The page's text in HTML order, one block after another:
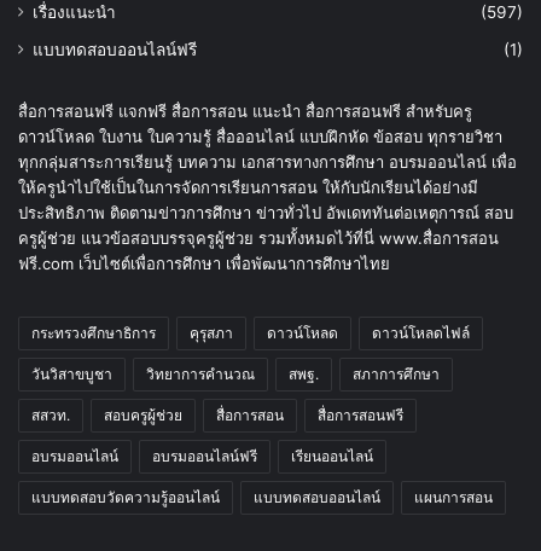
เรื่องแนะนำ
(597)
แบบทดสอบออนไลน์ฟรี
(1)
สื่อการสอนฟรี แจกฟรี สื่อการสอน แนะนำ สื่อการสอนฟรี สำหรับครู
ดาวน์โหลด ใบงาน ใบความรู้ สื่อออนไลน์ แบบฝึกหัด ข้อสอบ ทุกรายวิชา
ทุกกลุ่มสาระการเรียนรู้ บทความ เอกสารทางการศึกษา อบรมออนไลน์ เพื่อ
ให้ครูนำไปใช้เป็นในการจัดการเรียนการสอน ให้กับนักเรียนได้อย่างมี
ประสิทธิภาพ ติดตามข่าวการศึกษา ข่าวทั่วไป อัพเดททันต่อเหตุการณ์ สอบ
ครูผู้ช่วย แนวข้อสอบบรรจุครูผู้ช่วย รวมทั้งหมดไว้ที่นี่ www.สื่อการสอน
ฟรี.com เว็บไซต์เพื่อการศึกษา เพื่อพัฒนาการศึกษาไทย
กระทรวงศึกษาธิการ คุรุสภา ดาวน์โหลด ดาวน์โหลดไฟล์
วันวิสาขบูชา วิทยาการคำนวณ สพฐ. สภาการศึกษา
สสวท. สอบครูผู้ช่วย สื่อการสอน สื่อการสอนฟรี
อบรมออนไลน์ อบรมออนไลน์ฟรี เรียนออนไลน์
แบบทดสอบวัดความรู้ออนไลน์ แบบทดสอบออนไลน์ แผนการสอน